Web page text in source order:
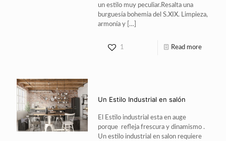
un estilo muy peculiar.Resalta una
burguesía bohemia del S.XIX. Limpieza,
armonía y […]
1 Read more
Un Estilo Industrial en salón
El Estilo industrial esta en auge
porque refleja frescura y dinamismo .
Un estilo industrial en salon requiere